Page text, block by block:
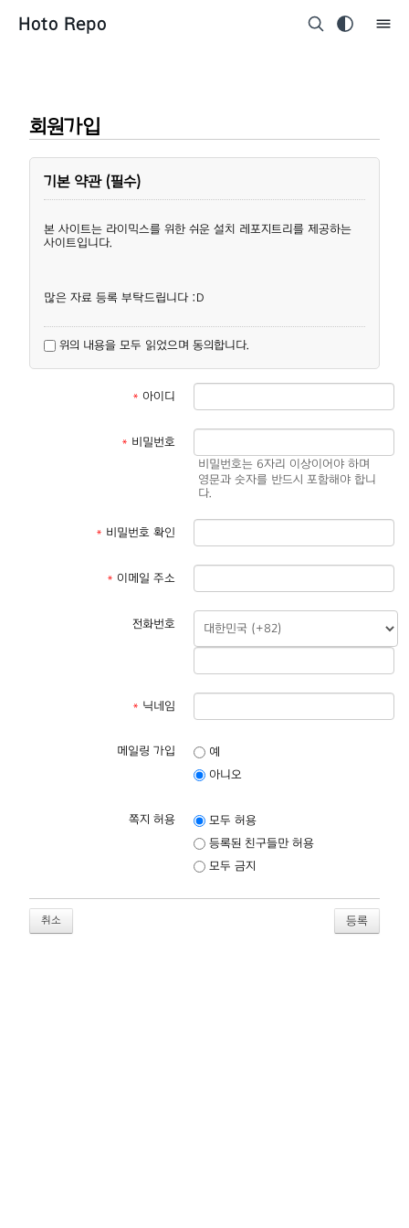
Hoto Repo
회원가입
기본 약관 (필수)
본 사이트는 라이믹스를 위한 쉬운 설치 레포지트리를 제공하는
사이트입니다.
많은 자료 등록 부탁드립니다 :D
위의 내용을 모두 읽었으며 동의합니다.
* 아이디
* 비밀번호
비밀번호는 6자리 이상이어야 하며
영문과 숫자를 반드시 포함해야 합니
다.
* 비밀번호 확인
* 이메일 주소
전화번호
* 닉네임
메일링 가입
예
아니오
쪽지 허용
모두 허용
등록된 친구들만 허용
모두 금지
취소